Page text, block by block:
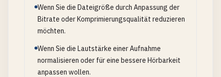
Wenn Sie die Dateigröße durch Anpassung der
Bitrate oder Komprimierungsqualität reduzieren
möchten.
Wenn Sie die Lautstärke einer Aufnahme
normalisieren oder für eine bessere Hörbarkeit
anpassen wollen.